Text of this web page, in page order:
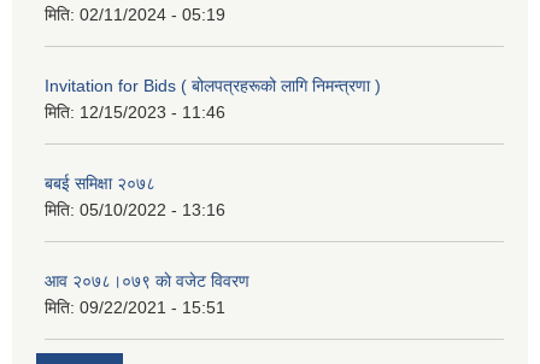
मिति: 02/11/2024 - 05:19
Invitation for Bids ( बोलपत्रहरूको लागि निमन्त्रणा )
मिति: 12/15/2023 - 11:46
बबई समिक्षा २०७८
मिति: 05/10/2022 - 13:16
आव २०७८।०७९ काे वजेट विवरण
मिति: 09/22/2021 - 15:51